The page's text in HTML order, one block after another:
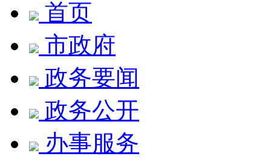
首页
市政府
政务要闻
政务公开
办事服务